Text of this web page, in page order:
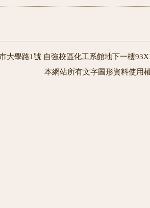
大學路1號 自強校區化工系館地下一樓
本網站所有文字圖形資料使用